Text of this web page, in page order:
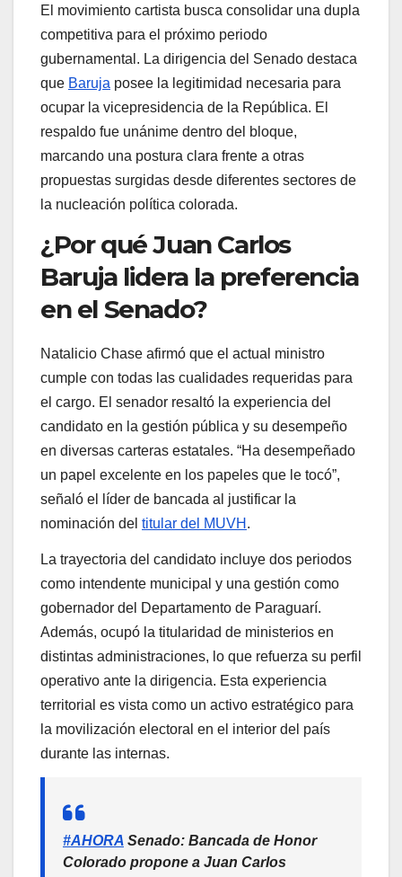
El movimiento cartista busca consolidar una dupla
competitiva para el próximo periodo
gubernamental. La dirigencia del Senado destaca
que Baruja posee la legitimidad necesaria para
ocupar la vicepresidencia de la República. El
respaldo fue unánime dentro del bloque,
marcando una postura clara frente a otras
propuestas surgidas desde diferentes sectores de
la nucleación política colorada.
¿Por qué Juan Carlos
Baruja lidera la preferencia
en el Senado?
Natalicio Chase afirmó que el actual ministro
cumple con todas las cualidades requeridas para
el cargo. El senador resaltó la experiencia del
candidato en la gestión pública y su desempeño
en diversas carteras estatales. “Ha desempeñado
un papel excelente en los papeles que le tocó”,
señaló el líder de bancada al justificar la
nominación del titular del MUVH .
La trayectoria del candidato incluye dos periodos
como intendente municipal y una gestión como
gobernador del Departamento de Paraguarí.
Además, ocupó la titularidad de ministerios en
distintas administraciones, lo que refuerza su perfil
operativo ante la dirigencia. Esta experiencia
territorial es vista como un activo estratégico para
la movilización electoral en el interior del país
durante las internas.
#AHORA Senado: Bancada de Honor
Colorado propone a Juan Carlos